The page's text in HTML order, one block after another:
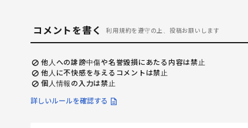
コメントを書く 利用規約を遵守の上、投稿お願いします
他人への誹謗中傷や名誉毀損にあたる内容は禁止
他人に不快感を与えるコメントは禁止
個人情報の入力は禁止
詳しいルールを確認する